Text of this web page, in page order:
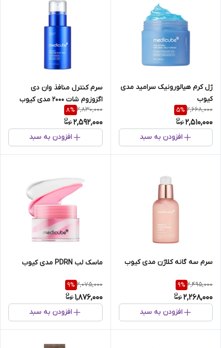
ژل کرم هیالورونیک سرامید مدی
کیوب
2,668,000
5%
2,510,000
افزودن به سبد
سرم کنترل منافذ وان دی
اگزوزوم‌ شات 2000 مدی کیوب
2,830,000
8%
2,592,000
افزودن به سبد
سرم سه گانه کلاژن مدی کیوب
2,495,000
9%
2,268,000
افزودن به سبد
ماسک لب PDRN مدی کیوب
2,075,000
9%
1,876,000
افزودن به سبد